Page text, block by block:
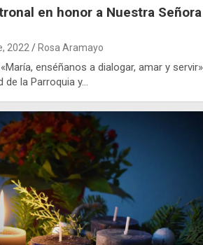
en honor a Nuestra Señora
2022 Rosa Aramayo
enséñanos a dialogar, amar y
de la Parroquia y…